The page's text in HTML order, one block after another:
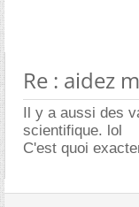
Re : aidez
Il y a aussi des
scientifique. lol
C'est quoi